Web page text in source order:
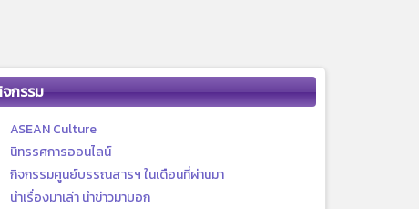
กรรม
ASEAN Culture
นิทรรศการออนไลน์
กิจกรรมศูนย์บรรณสารฯ ในเดือนที่ผ่านมา
นำเรื่องมาเล่า นำข่าวมาบอก